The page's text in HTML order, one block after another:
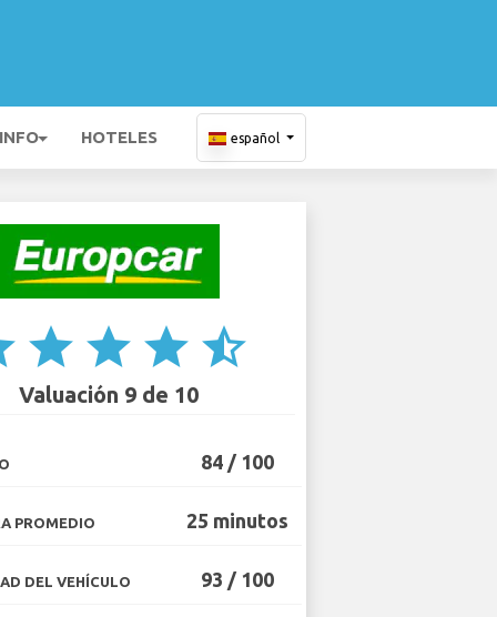
HOTELES español
star star star star_half
Valuación 9 de 10
84 / 100
PROMEDIO 25 minutos
DEL VEHÍCULO 93 / 100